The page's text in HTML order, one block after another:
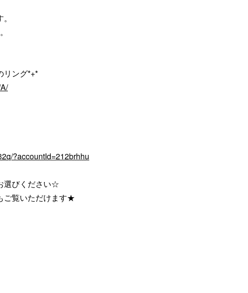
ング*+*
?accountId=212brhhu
選びください☆
ご覧いただけます★